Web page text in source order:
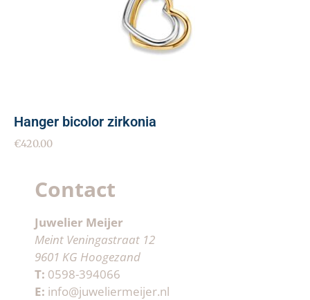
Hanger bicolor zirkonia
€420.00
Contact
Juwelier Meijer
Meint Veningastraat 12
9601 KG Hoogezand
T: 0598-394066
E: info@juweliermeijer.nl